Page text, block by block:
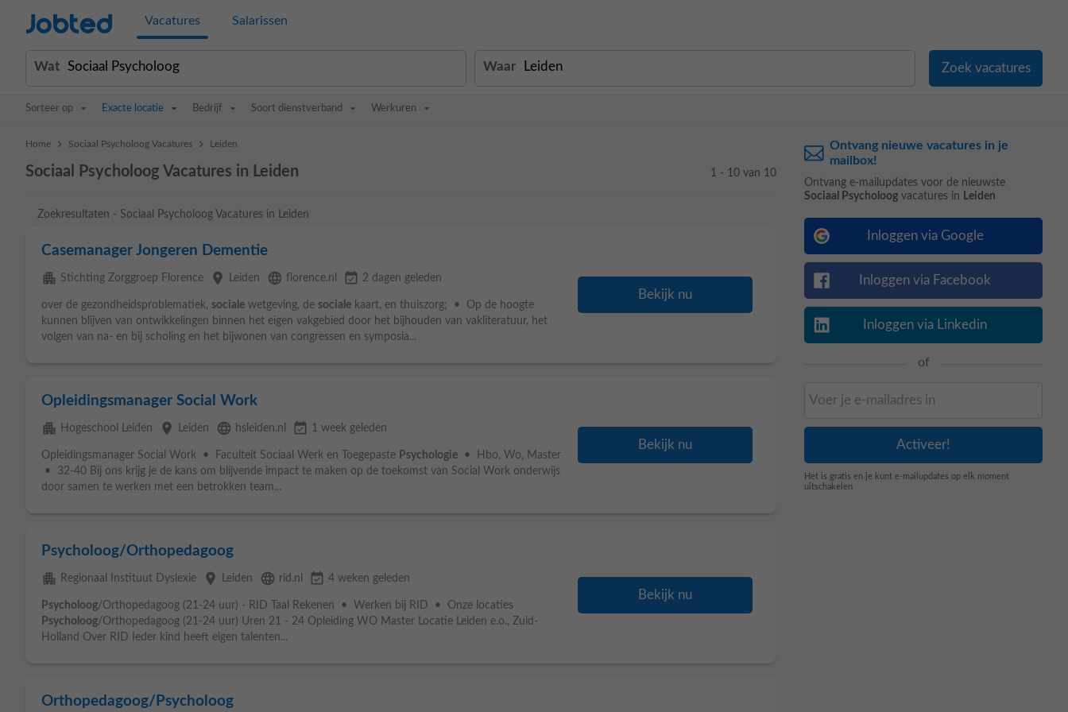
Jobted Vacatures Salarissen
Wat Waar
Sorteer op Exacte locatie Bedrijf Soort dienstverband Werkuren
Home > Sociaal Psycholoog Vacatures > Leiden
Sociaal Psycholoog Vacatures in Leiden 1 - 10 van 10
Zoekresultaten - Sociaal Psycholoog Vacatures in Leiden
Casemanager Jongeren Dementie
apartment Stichting Zorggroep Florence place Leiden language florence.nl event_available 2 dagen geleden
over de gezondheidsproblematiek, sociale wetgeving, de sociale kaart, en thuiszorg; • Op de hoogte
kunnen blijven van ontwikkelingen binnen het eigen vakgebied door het bijhouden van vakliteratuur, het
volgen van na- en bij scholing en het bijwonen van congressen en symposia...
Bekijk nu
Opleidingsmanager Social Work
apartment Hogeschool Leiden place Leiden language hsleiden.nl event_available 1 week geleden
Opleidingsmanager Social Work • Faculteit Sociaal Werk en Toegepaste Psychologie • Hbo, Wo, Master
• 32-40 Bij ons krijg je de kans om blijvende impact te maken op de toekomst van Social Work onderwijs
door samen te werken met een betrokken team...
Bekijk nu
Psycholoog/Orthopedagoog
apartment Regionaal Instituut Dyslexie place Leiden language rid.nl event_available 4 weken geleden
Psycholoog/Orthopedagoog (21-24 uur) - RID Taal Rekenen • Werken bij RID • Onze locaties
Psycholoog/Orthopedagoog (21-24 uur) Uren 21 - 24 Opleiding WO Master Locatie Leiden e.o., Zuid-
Holland Over RID Ieder kind heeft eigen talenten...
Bekijk nu
Orthopedagoog/Psycholoog
Ontvang nieuwe vacatures in je
mailbox!
Ontvang e-mailupdates voor de nieuwste
Sociaal Psycholoog vacatures in Leiden
Inloggen via Google
Inloggen via Facebook
Inloggen via Linkedin
of
Het is gratis en je kunt e-mailupdates op elk moment
uitschakelen